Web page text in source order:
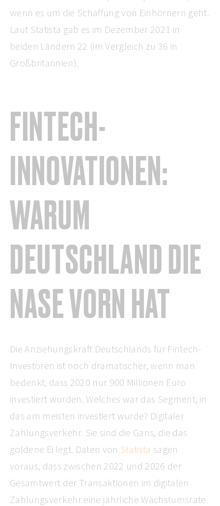
wenn es um die Schaffung von Einhörnern geht.
Laut Statista gab es im Dezember 2021 in
beiden Ländern 22 (im Vergleich zu 36 in
Großbritannien).
FINTECH-
INNOVATIONEN:
WARUM
DEUTSCHLAND DIE
NASE VORN HAT
Die Anziehungskraft Deutschlands für Fintech-
Investoren ist noch dramatischer, wenn man
bedenkt, dass 2020 nur 900 Millionen Euro
investiert wurden. Welches war das Segment, in
das am meisten investiert wurde? Digitaler
Zahlungsverkehr. Sie sind die Gans, die das
goldene Ei legt. Daten von Statista sagen
voraus, dass zwischen 2022 und 2026 der
Gesamtwert der Transaktionen im digitalen
Zahlungsverkehr eine jährliche Wachstumsrate